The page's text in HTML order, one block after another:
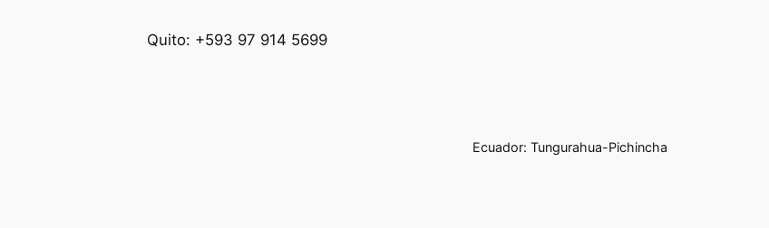
Quito: +593 97 914 5699
Ecuador: Tungurahua-Pichincha